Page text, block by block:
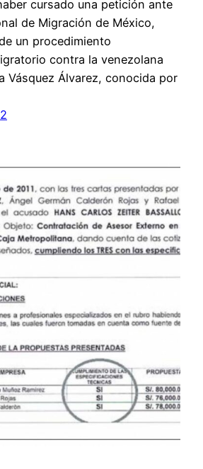
cursado una petición ante
de Migración de México,
un procedimiento
contra la venezolana
Vásquez Álvarez, conocida por